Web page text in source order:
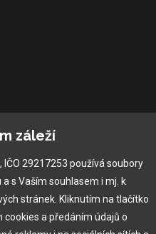
záleží
IČO 29217253 používá soubory
s Vaším souhlasem i mj. k
stránek. Kliknutím na tlačítko
cookies a předáním údajů o